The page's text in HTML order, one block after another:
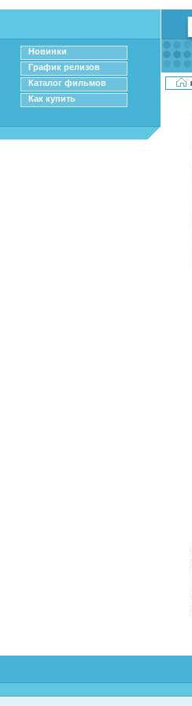
Новинки
График релизов
Каталог фильмов
Как купить